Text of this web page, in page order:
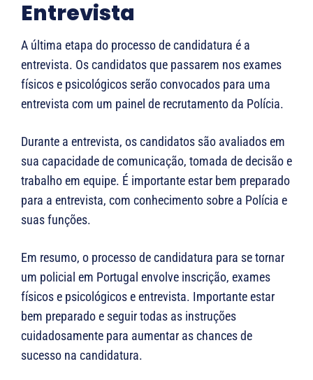
Entrevista
A última etapa do processo de candidatura é a
entrevista. Os candidatos que passarem nos exames
físicos e psicológicos serão convocados para uma
entrevista com um painel de recrutamento da Polícia.
Durante a entrevista, os candidatos são avaliados em
sua capacidade de comunicação, tomada de decisão e
trabalho em equipe. É importante estar bem preparado
para a entrevista, com conhecimento sobre a Polícia e
suas funções.
Em resumo, o processo de candidatura para se tornar
um policial em Portugal envolve inscrição, exames
físicos e psicológicos e entrevista. Importante estar
bem preparado e seguir todas as instruções
cuidadosamente para aumentar as chances de
sucesso na candidatura.